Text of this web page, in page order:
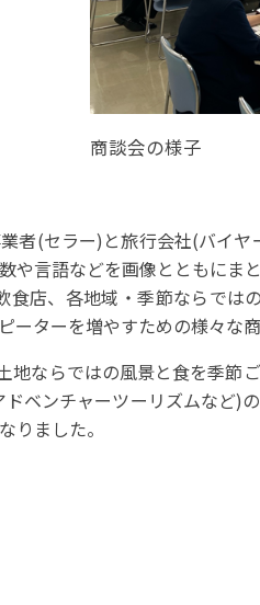
委員会議事次第
JATA速報バックナンバー
ニュースメールバックナンバ
TOPICSバックナンバー
様子
者(セラー)と旅行会社(バイ
や言語などを画像とともにま
食店、各地域・季節ならで
ーターを増やすための様々な
地ならではの風景と食を季節
ベンチャーツーリズムなど)
りました。